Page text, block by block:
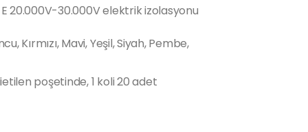
E 20.000V-30.000V elektrik izolasyonu
Kırmızı, Mavi, Yeşil, Siyah, Pembe,
poşetinde, 1 koli 20 adet